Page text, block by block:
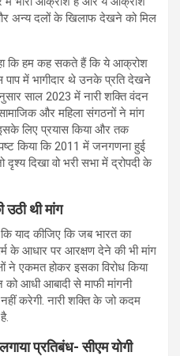
अन्य दलों के खिलाफ देखने को मिल
कि हम कह सकते हैं कि ये आक्रोश
में भागीदार थे उनके प्रति देखने
साल 2023 में नारी शक्ति वंदन
और महिला संगठनों ने मांग
लिए प्रयास किया और तक
किया कि 2011 में जनगणना हुई
दिखा वो भरी सभा में द्रोपदी के
थी मांग
याद कीजिए कि जब भारत का
के आधार पर आरक्षण देने की भी मांग
ने एकमत होकर इसका विरोध किया
को आधी आबादी से माफी मांगनी
करेगी. नारी शक्ति के जो कदम
प्रतिबंध- सीएम योगी